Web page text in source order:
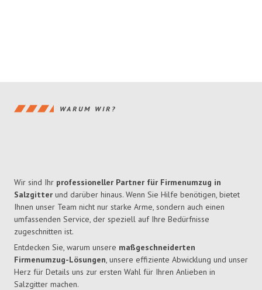
WARUM WIR?
Wir sind Ihr professioneller Partner für Firmenumzug in
Salzgitter und darüber hinaus. Wenn Sie Hilfe benötigen, bietet
Ihnen unser Team nicht nur starke Arme, sondern auch einen
umfassenden Service, der speziell auf Ihre Bedürfnisse
zugeschnitten ist.
Entdecken Sie, warum unsere maßgeschneiderten
Firmenumzug-Lösungen, unsere effiziente Abwicklung und unser
Herz für Details uns zur ersten Wahl für Ihren Anlieben in
Salzgitter machen.